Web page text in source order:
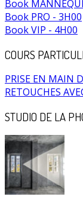
Book
Book PRO - 3H00
Book VIP - 4H00
COURS
PRISE EN MAIN
RETOUCHES
STUDIO DE LA